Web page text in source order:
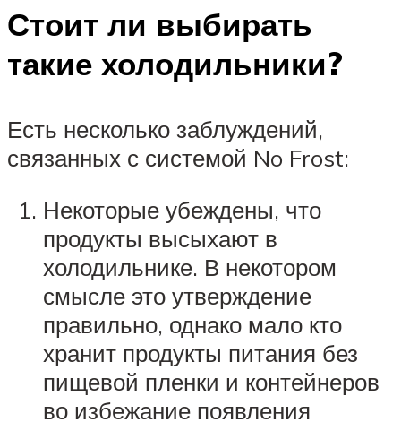
Стоит ли выбирать
такие холодильники?
Есть несколько заблуждений,
связанных с системой No Frost:
Некоторые убеждены, что
продукты высыхают в
холодильнике. В некотором
смысле это утверждение
правильно, однако мало кто
хранит продукты питания без
пищевой пленки и контейнеров
во избежание появления